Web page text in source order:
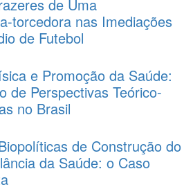
de Uma
torcedora nas Imediações
de Futebol
e Promoção da Saúde:
de Perspectivas Teórico-
no Brasil
de Construção do
da Saúde: o Caso